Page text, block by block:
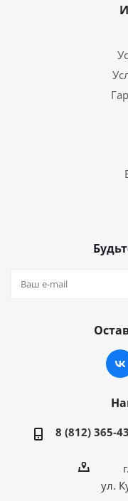
8 (812) 365-
ул.